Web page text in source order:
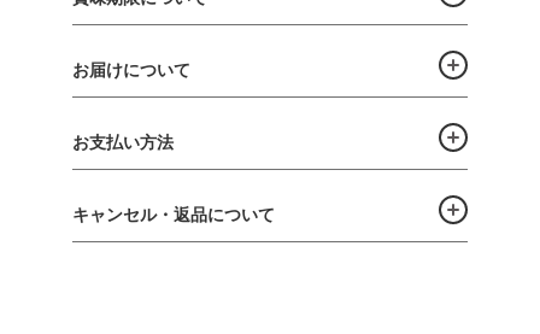
お届けについて
お支払い方法
キャンセル・返品について